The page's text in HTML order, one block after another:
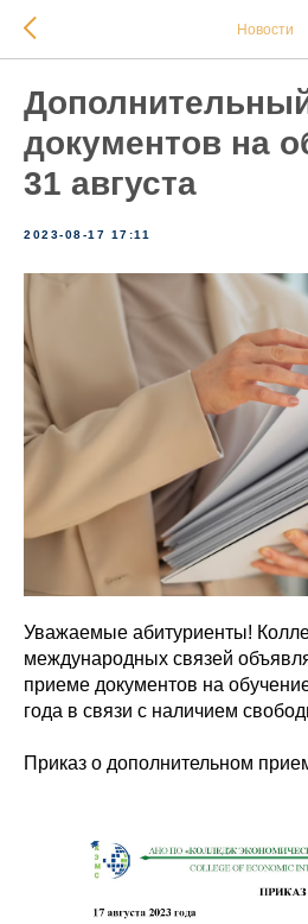
Новости
документов на
31 августа
2023-08-17 17:11
Уважаемые абитуриенты!
международных связей
приеме документов на
года в связи с наличием
Приказ о дополнительном